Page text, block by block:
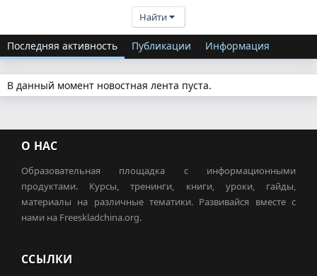
Найти
Последняя активность Публикации Информация
В данный момент новостная лента пуста.
О НАС
Образовательная площадка с информационными
продуктами. Курсы, тренинги, книги, уроки, гайды,
материалы на различные тематики. Развивайся вместе с
нами на Freeskladchina.org.
ССЫЛКИ